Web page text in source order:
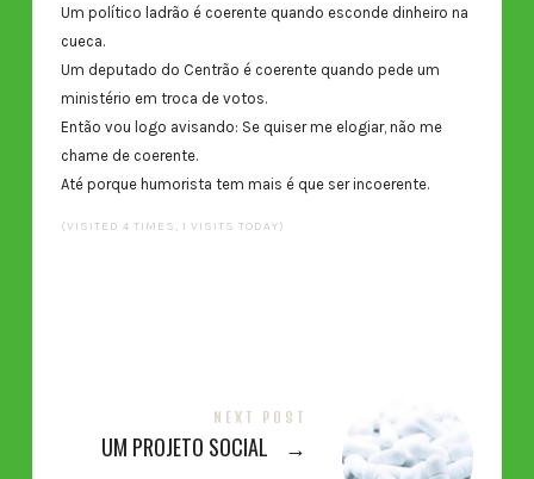
Um político ladrão é coerente quando esconde dinheiro na
cueca.
Um deputado do Centrão é coerente quando pede um
ministério em troca de votos.
Então vou logo avisando: Se quiser me elogiar, não me
chame de coerente.
Até porque humorista tem mais é que ser incoerente.
(VISITED 4 TIMES, 1 VISITS TODAY)
NEXT POST
UM PROJETO SOCIAL →